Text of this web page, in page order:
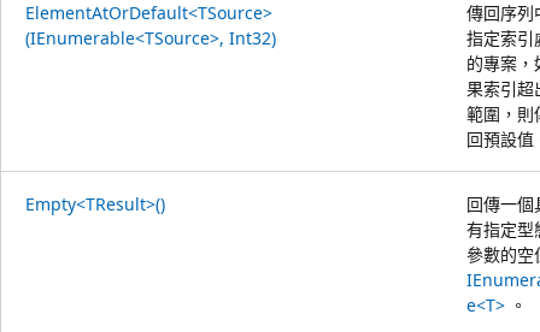
ElementAtOrDefault<TSource>
(IEnumerable<TSource>, Int32)
傳回序列
指定索引
的專案，
果索引超
範圍，則
回預設值
Empty<TResult>()
回傳一個
有指定型
參數的空
e<T> 。